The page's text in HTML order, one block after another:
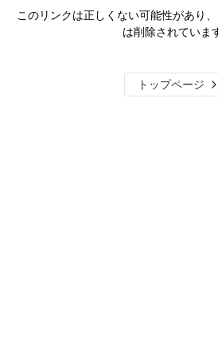
このリンクは正しくない可能性があり
は削除されていま
トップページ